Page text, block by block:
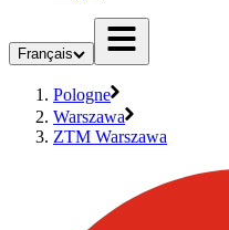
Français
Pologne
Warszawa
ZTM Warszawa